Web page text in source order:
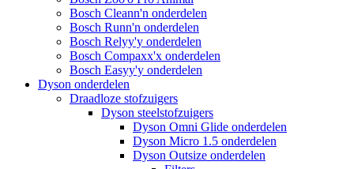
Bosch Cleann'n onderdelen
Bosch Runn'n onderdelen
Bosch Relyy'y onderdelen
Bosch Compaxx'x onderdelen
Bosch Easyy'y onderdelen
Dyson onderdelen
Draadloze stofzuigers
Dyson steelstofzuigers
Dyson Omni Glide onderdelen
Dyson Micro 1.5 onderdelen
Dyson Outsize onderdelen